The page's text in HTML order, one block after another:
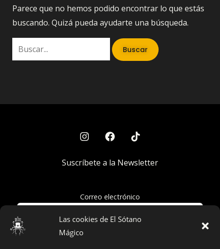
Las cookies de El Sótano
Mágico
Parece que no hemos podido encontrar lo que estás
buscando. Quizá pueda ayudarte una búsqueda.
Suscríbete a la Newsletter
Correo electrónico
Acepto la política de privacidad